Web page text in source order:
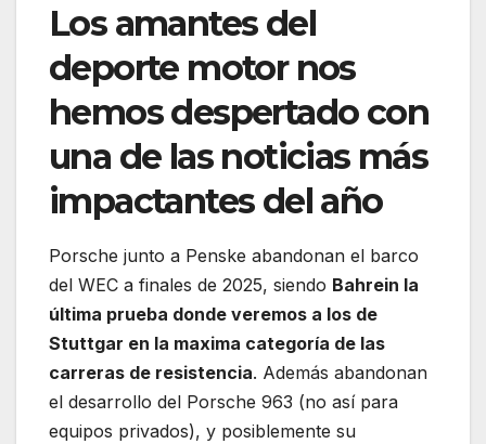
Los amantes del
deporte motor nos
hemos despertado con
una de las noticias más
impactantes del año
Porsche junto a Penske abandonan el barco
del WEC a finales de 2025, siendo Bahrein la
última prueba donde veremos a los de
Stuttgar en la maxima categoría de las
carreras de resistencia. Además abandonan
el desarrollo del Porsche 963 (no así para
equipos privados), y posiblemente su